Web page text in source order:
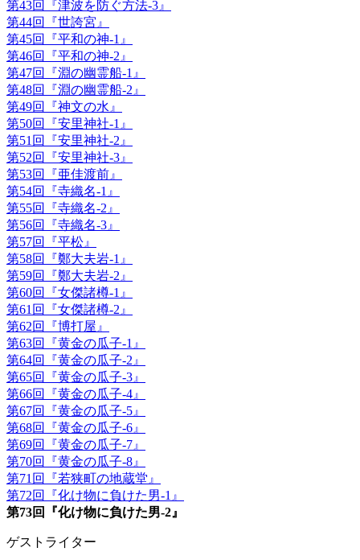
第43回『津波を防ぐ方法-3』
第44回『世誇宮』
第45回『平和の神-1』
第46回『平和の神-2』
第47回『淵の幽霊船-1』
第48回『淵の幽霊船-2』
第49回『神文の水』
第50回『安里神社-1』
第51回『安里神社-2』
第52回『安里神社-3』
第53回『亜佳渡前』
第54回『寺織名-1』
第55回『寺織名-2』
第56回『寺織名-3』
第57回『平松』
第58回『鄭大夫岩-1』
第59回『鄭大夫岩-2』
第60回『女傑諸樽-1』
第61回『女傑諸樽-2』
第62回『博打屋』
第63回『黄金の瓜子-1』
第64回『黄金の瓜子-2』
第65回『黄金の瓜子-3』
第66回『黄金の瓜子-4』
第67回『黄金の瓜子-5』
第68回『黄金の瓜子-6』
第69回『黄金の瓜子-7』
第70回『黄金の瓜子-8』
第71回『若狭町の地蔵堂』
第72回『化け物に負けた男-1』
第73回『化け物に負けた男-2』
ゲストライター